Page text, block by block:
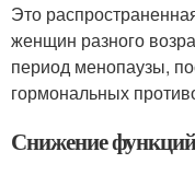
Это
женщин разного
период менопаузы,
гормональных
Снижение